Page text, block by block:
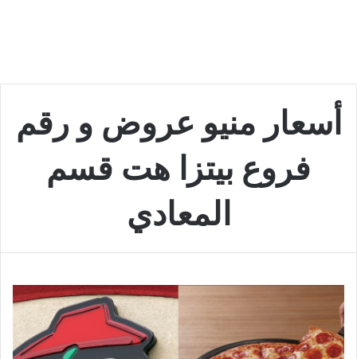
أسعار منيو عروض و رقم
فروع بيتزا هت قسم
المعادي